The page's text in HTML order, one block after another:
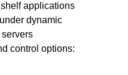
applications
dynamic
servers
control options: